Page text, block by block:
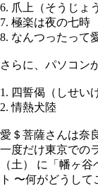
6. 爪上（そうじょ
7. 極楽は夜の七時
8. なんつったって
さらに、パソコン
1. 四誓偈（しせい
2. 情熱犬陸
愛＄菩薩さんは奈
一度だけ東京での
（土） に「幡ヶ
ト 〜何がどうして